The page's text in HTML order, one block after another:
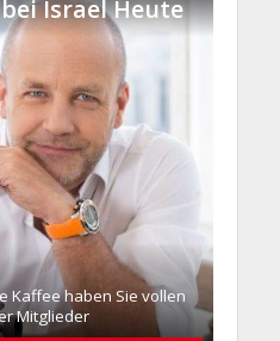
Israel Heute
Kaffee haben Sie vollen
Mitglieder